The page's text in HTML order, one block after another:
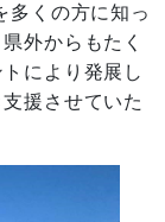
多くの方に知っ
外からもたく
により発展し
援させていた